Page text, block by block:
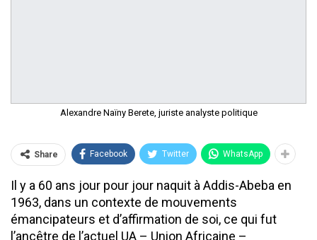
Alexandre Naïny Berete, juriste analyste politique
Share Facebook Twitter WhatsApp
Il y a 60 ans jour pour jour naquit à Addis-Abeba en
1963, dans un contexte de mouvements
émancipateurs et d’affirmation de soi, ce qui fut
l’ancêtre de l’actuel UA – Union Africaine –